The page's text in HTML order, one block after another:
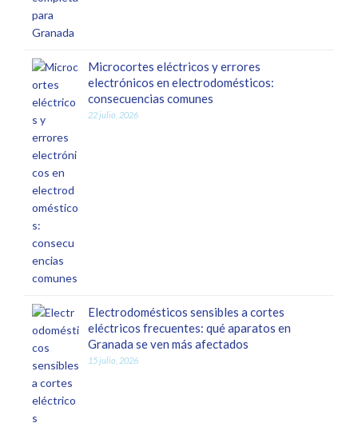
Microcortes eléctricos y errores
electrónicos en electrodomésticos:
consecuencias comunes
22 julio, 2026
Electrodomésticos sensibles a cortes
eléctricos frecuentes: qué aparatos en
Granada se ven más afectados
15 julio, 2026